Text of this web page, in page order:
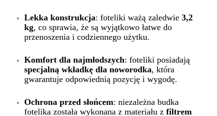
Lekka konstrukcja: foteliki ważą zaledwie 3,2
kg, co sprawia, że są wyjątkowo łatwe do
przenoszenia i codziennego użytku.
Komfort dla najmłodszych: foteliki posiadają
specjalną wkładkę dla noworodka, która
gwarantuje odpowiednią pozycję i wygodę.
Ochrona przed słońcem: niezależna budka
fotelika została wykonana z materiału z filtrem